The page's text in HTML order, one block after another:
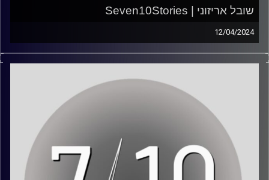
שובל אריזוני | Seven10Stories
12/04/2024
*אזהרת תוכן קשה לשמיעה*
"אני מבין שאני הולך למות, ומעדיף לחסל כמה שיותר מחבלים
עד שיהרגו אותי".
שובל אריזוני, בן 21 מבית חורון, יצא לסיור רגיל בבוקר השבת
השחורה כנהג "דוד" בגולני.
הרכב התפוצץ, הוא התחרש ונותר לבדו. אחרי שירה שש